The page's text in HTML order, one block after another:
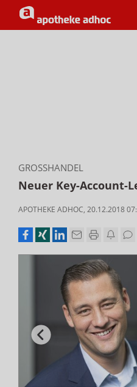
GROSSHANDEL
Neuer Key-Account-
APOTHEKE ADHOC, 20.12.2018